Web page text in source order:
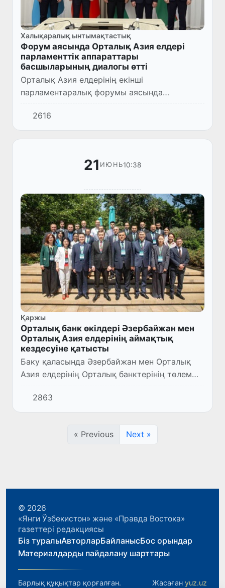
Халықаралық ынтымақтастық
Форум аясында Орталық Азия елдері
парламенттік аппараттары
басшыларының диалогы өтті
Орталық Азия елдерінің екінші
парламентаралық форумы аясында
парламент аппараттары басшыларының
кездесуі өтті.
2616
21 ИЮНЬ10:38
Қаржы
Орталық банк өкілдері Әзербайжан мен
Орталық Азия елдерінің аймақтық
кездесуіне қатысты
Баку қаласында Әзербайжан мен Орталық
Азия елдерінің Орталық банктерінің төлем
жүйесі сарапшыларының аймақтық кеңесі
өтті.2863
« Previous Next »
© 2026
«Янги Ўзбекистон» және «Правда Востока»
газеттері редакциясы
Біз туралыАвторларБайланысБос орындар
Материалдарды пайдалану шарттары
Барлық құқықтар қорғалған. Жасаған yuz.uz